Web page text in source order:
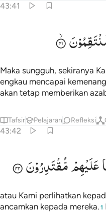
43:41
Maka sungguh, sekiranya
engkau mencapai
akan tetap memberikan
Tafsir Pelajaran Refleksi
43:42
٤٢
٤٢
عَلَیْهِمْمُّقْتَدِرُوْنَ
atau Kami perlihatkan
ancamkan kepada mereka. 1